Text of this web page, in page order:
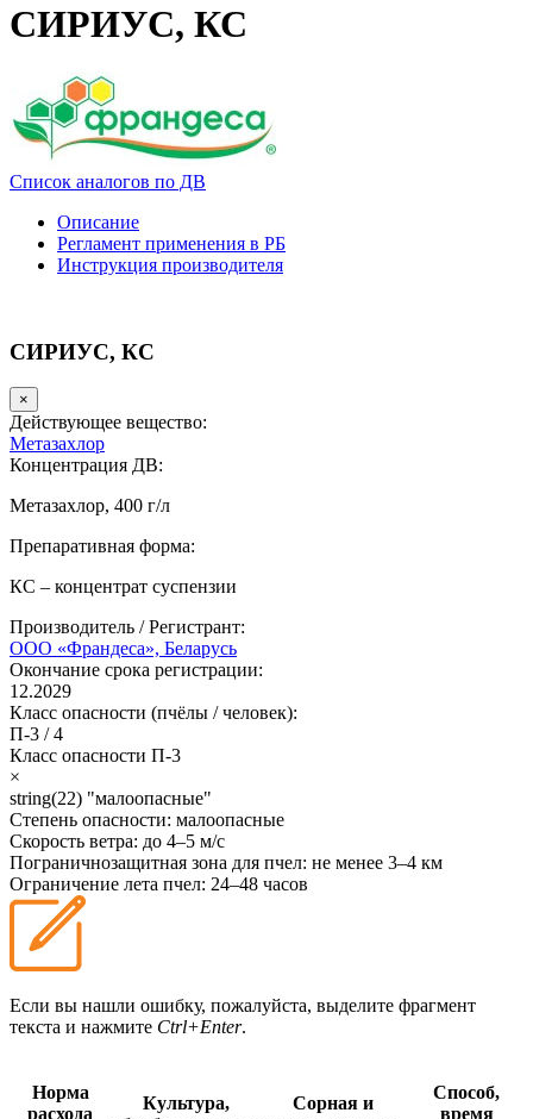
СИРИУС, КС
Список аналогов по ДВ
Описание
Регламент применения в РБ
Инструкция производителя
СИРИУС, КС
×
Действующее вещество:
Метазахлор
Концентрация ДВ:
Метазахлор, 400 г/л
Препаративная форма:
КС – концентрат суспензии
Производитель / Регистрант:
ООО «Франдеса», Беларусь
Окончание срока регистрации:
12.2029
Класс опасности (пчёлы / человек):
П-3 /4
Класс опасности П-3
×
string(22) "малоопасные"
Степень опасности: малоопасные
Скорость ветра: до 4–5 м/с
Пограничнозащитная зона для пчел: не менее 3–4 км
Ограничение лета пчел: 24–48 часов
Если вы нашли ошибку, пожалуйста, выделите фрагмент
текста и нажмите Ctrl+Enter.
Норма
расхода
Культура,
Сорная и
Способ,
время